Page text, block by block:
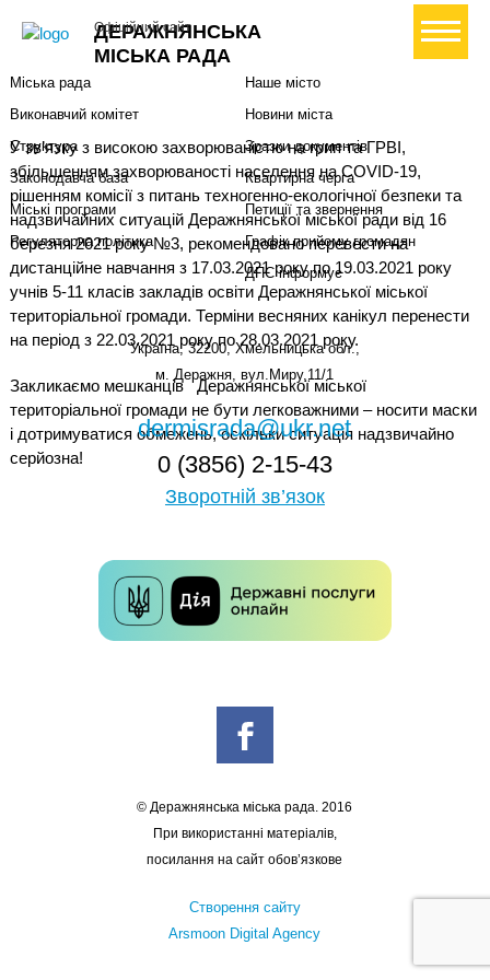
ДЕРАЖНЯНСЬКА
МІСЬКА РАДА
Офіційний сайт+ Створити петицію
У зв’язку з високою захворюваністю на грип та ГРВІ,
збільшенням захворюваності населення на COVID-19,
рішенням комісії з питань техногенно-екологічної безпеки та
надзвичайних ситуацій Деражнянської міської ради від 16
березня 2021 року №3, рекомендовано перевести на
дистанційне навчання з 17.03.2021 року по 19.03.2021 року
учнів 5-11 класів закладів освіти Деражнянської міської
територіальної громади. Терміни весняних канікул перенести
на період з 22.03.2021 року по 28.03.2021 року.
Закликаємо мешканців Деражнянської міської
територіальної громади не бути легковажними – носити маски
і дотримуватися обмежень, оскільки ситуація надзвичайно
серйозна!
Міський голова
Міська рада
Виконавчий комітет
Структура
Законодавча база
Міські програми
Регуляторна політика
Наше місто
Новини міста
Зразки документів
Квартирна черга
Петиції та звернення
Графік прийому громадян
ДПС інформує
Україна, 32200, Хмельницька обл.,
м. Деражня, вул.Миру,11/1
dermisrada@ukr.net
0 (3856) 2-15-43
Зворотній зв’язок
© Деражнянська міська рада. 2016
При використанні матеріалів,
посилання на сайт обов’язкове
Створення сайту
Arsmoon Digital Agency